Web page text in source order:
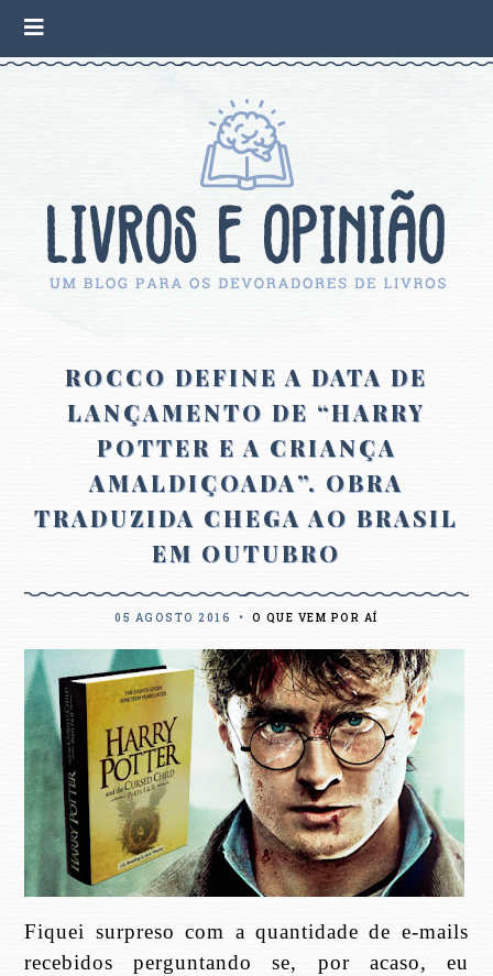
ROCCO DEFINE A DATA DE
LANÇAMENTO DE “HARRY
POTTER E A CRIANÇA
AMALDIÇOADA”. OBRA
TRADUZIDA CHEGA AO BRASIL
EM OUTUBRO
05 AGOSTO 2016 • O QUE VEM POR AÍ
Fiquei surpreso com a quantidade de e-mails
recebidos perguntando se, por acaso, eu